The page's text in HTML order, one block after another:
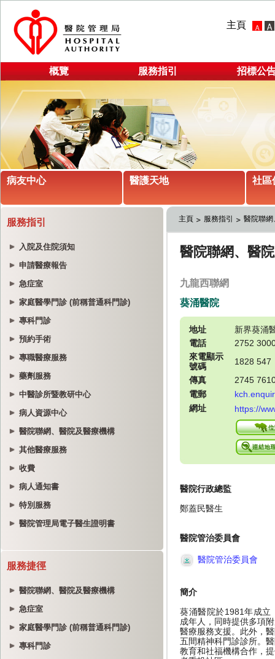
主頁
概覽 服務指引 招標公
病友中心 醫護天地 社區
服務指引
入院及住院須知
申請醫療報告
急症室
家庭醫學門診 (前稱普通科門診)
專科門診
預約手術
專職醫療服務
藥劑服務
中醫診所暨教研中心
病人資源中心
醫院聯網、醫院及醫療機構
其他醫療服務
收費
病人通知書
特別服務
醫院管理局電子醫生證明書
服務捷徑
醫院聯網、醫院及醫療機構
急症室
家庭醫學門診 (前稱普通科門診)
專科門診
主頁 服務指引 醫院聯網